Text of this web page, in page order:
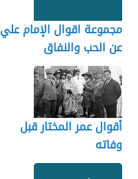
مجموعة اقوال الإمام علي
عن الحب والنفاق
أقوال عمر المختار قبل
وفاته